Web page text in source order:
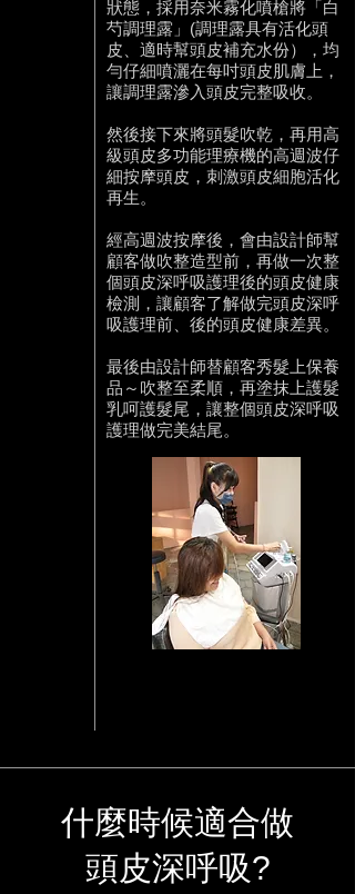
狀態，採用奈米霧化噴槍將「白
芍調理露」(調理露具有活化頭
皮、適時幫頭皮補充水份），均
勻仔細噴灑在每吋頭皮肌膚上，
讓調理露滲入頭皮完整吸收。
然後接下來將頭髮吹乾，再用高
級頭皮多功能理療機的高週波仔
細按摩頭皮，刺激頭皮細胞活化
再生。
經高週波按摩後，會由設計師幫
顧客做吹整造型前，再做一次整
個頭皮深呼吸護理後的頭皮健康
檢測，讓顧客了解做完頭皮深呼
吸護理前、後的頭皮健康差異。
最後由設計師替顧客秀髮上保養
品～吹整至柔順，再塗抹上護髮
乳呵護髮尾，讓整個頭皮深呼吸
護理做完美結尾。
什麼時候適合做
頭皮深呼吸?